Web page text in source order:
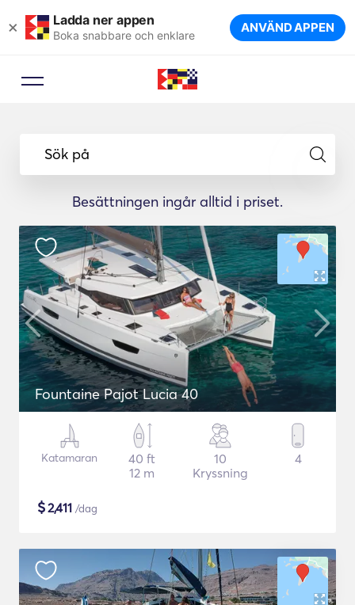
× Ladda ner appen
Boka snabbare och enklare ANVÄND APPEN
Sök på
Besättningen ingår alltid i priset.
Fountaine Pajot Lucia 40
Katamaran
40 ft
12 m
10
Kryssning
4
$2,411 /dag